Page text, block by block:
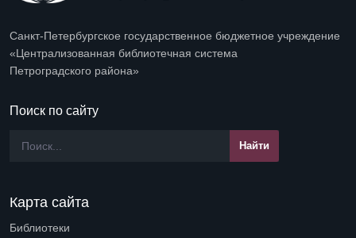
Санкт-Петербургское государственное бюджетное учреждение
«Централизованная библиотечная система
Петроградского района»
Поиск по сайту
Карта сайта
Библиотеки